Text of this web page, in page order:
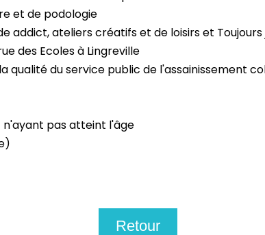
et de podologie
addict, ateliers créatifs et de loisirs et Toujours
des Ecoles à Lingreville
du service public de l'assainissement
n'ayant pas atteint l'âge
Retour